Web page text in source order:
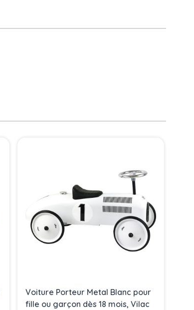
Voiture Porteur Metal Blanc pour
fille ou garçon dès 18 mois, Vilac